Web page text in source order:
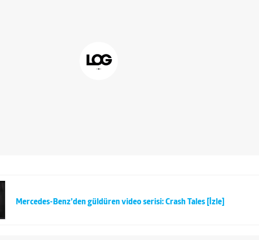
Mercedes-Benz’den güldüren video serisi: Crash Tales [İzle]